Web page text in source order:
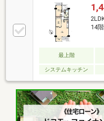
ウンターキッチン
台交換・トイレ交
リング貼替・全室
ト35)利用可！50代
い方などローンの
ョンで売却経験多
却、ご購入川元工
ださい
14
最上階
システムキッチン